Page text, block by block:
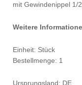
mit Gewindenippel 1/
Weitere
Einheit: Stück
Bestellmenge: 1
Ursprungsland: DE